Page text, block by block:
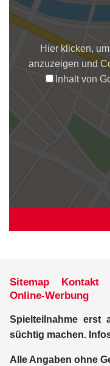
Hier klicken,
anzuzeigen und
Inhalt von
Sitemap Kontakt
Online-Werbung
Spielteilnahme erst
süchtig machen.
Alle Angaben ohne